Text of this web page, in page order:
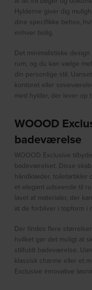
Hylderne giver dig
dine specifikke behov,
enhver bolig.
Det minimalistiske
rum, og du kan vælge
din personlige stil.
kontoret eller
med hylder, der lever op
WOOOD
badeværelse
WOOOD Exclusive
badeværelset. Disse
håndklæder, toiletartikler
et elegant udseende til
lavet af materialer, der
at de forbliver i topform i
Der findes flere
hvilket gør det muligt at
stilfuldt badeværelse.
klassisk charme eller et
Exclusive innovative